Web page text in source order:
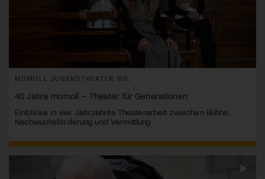
MOMOLL JUGENDTHEATER WIL
40 Jahre momoll – Theater für Generationen
Einblicke in vier Jahrzehnte Theaterarbeit zwischen Bühne,
Nachwuchsförderung und Vermittlung